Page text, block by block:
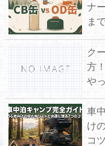
ナ
ま
ク
方
や
車
け
コツ